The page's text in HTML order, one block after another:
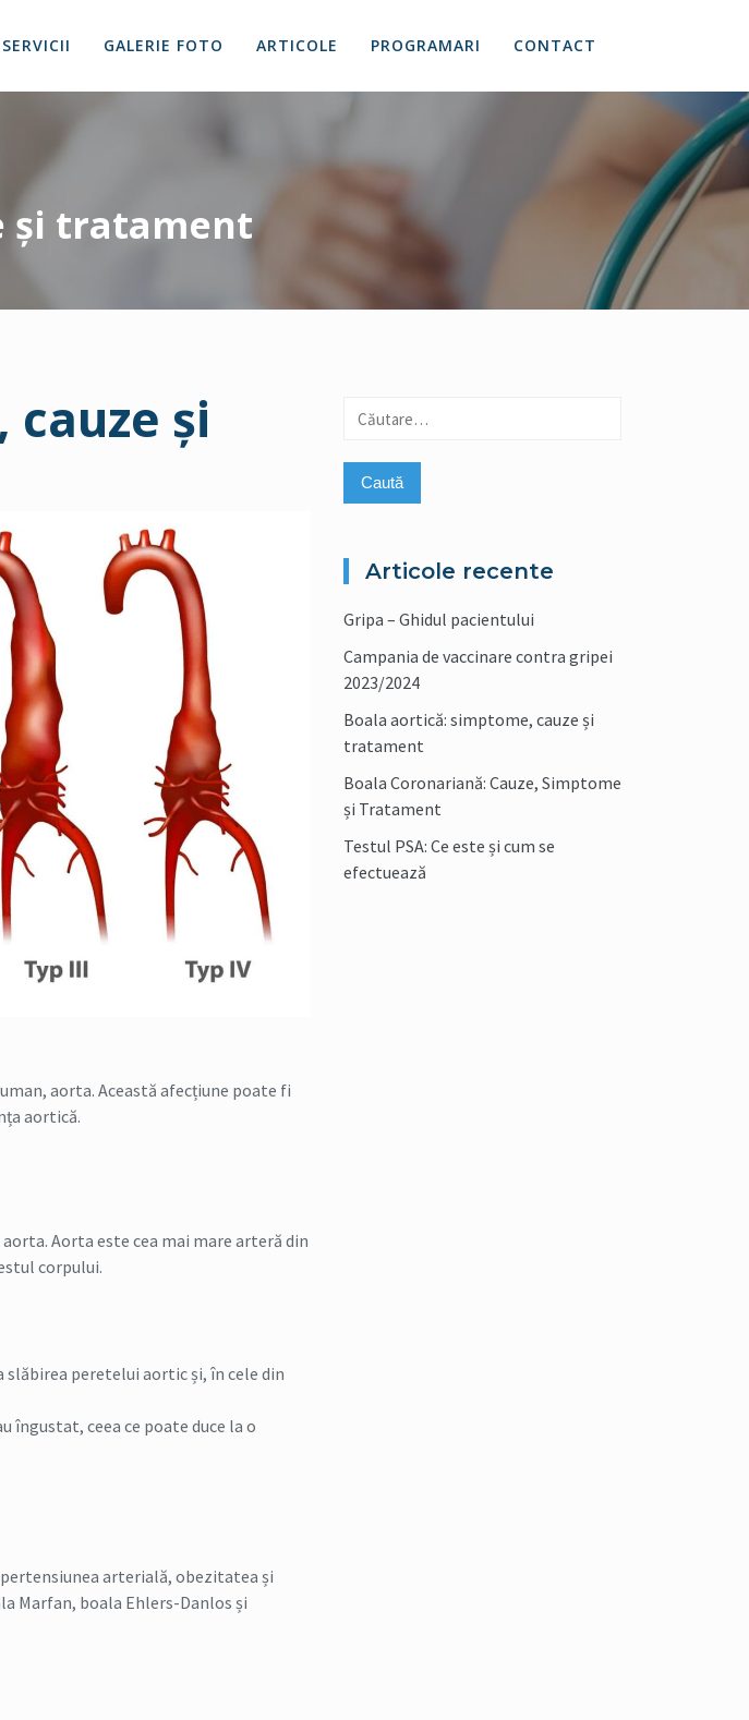
SERVICII GALERIE FOTO ARTICOLE PROGRAMARI CONTACT
și tratament
și
aorta. Această afecțiune poate fi
aortică.
Aorta este cea mai mare arteră din
corpului.
slăbirea peretelui aortic și, în cele din
îngustat, ceea ce poate duce la o
arterială, obezitatea și
Marfan, boala Ehlers-Danlos și
Caută
Articole recente
Gripa – Ghidul pacientului
Campania de vaccinare contra gripei
2023/2024
Boala aortică: simptome, cauze și
tratament
Boala Coronariană: Cauze, Simptome
și Tratament
Testul PSA: Ce este și cum se
efectuează